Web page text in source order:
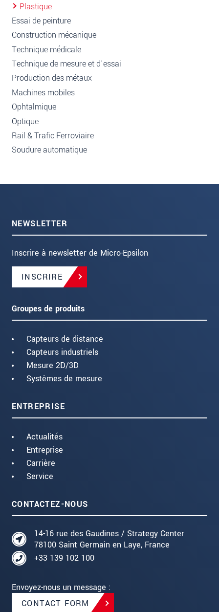
Plastique
Essai de peinture
Construction mécanique
Technique médicale
Technique de mesure et d'essai
Production des métaux
Machines mobiles
Ophtalmique
Optique
Rail & Trafic Ferroviaire
Soudure automatique
NEWSLETTER
Inscrire à newsletter de Micro-Epsilon
INSCRIRE
Groupes de produits
Capteurs de distance
Capteurs industriels
Mesure 2D/3D
Systèmes de mesure
ENTREPRISE
Actualités
Entreprise
Carrière
Service
CONTACTEZ-NOUS
14-16 rue des Gaudines / Strategy Center
78100 Saint Germain en Laye, France
+33 139 102 100
Envoyez-nous un message :
CONTACT FORM